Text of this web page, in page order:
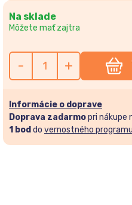
Na sklade
Môžete mať zajtra
- +
Informácie o doprave
Doprava zadarmopri nákupe
1 bod do vernostného programu